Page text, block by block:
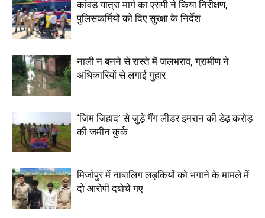
कांवड़ यात्रा मार्ग का एसपी ने किया निरीक्षण,
पुलिसकर्मियों को दिए सुरक्षा के निर्देश
नाली न बनने से रास्ते में जलभराव, ग्रामीण ने
अधिकारियों से लगाई गुहार
‘जिम जिहाद’ से जुड़े गैंग लीडर इमरान की डेढ़ करोड़
की जमीन कुर्क
मिर्जापुर में नाबालिग लड़कियों को भगाने के मामले में
दो आरोपी दबोचे गए